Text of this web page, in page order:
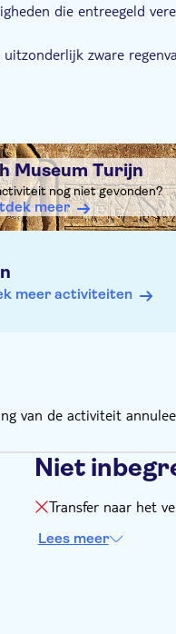
die entreegeld
zware
Museum Turijn
nog niet gevonden?
meer
meer activiteiten
van de activiteit
Niet
Transfer naar het
Lees meer